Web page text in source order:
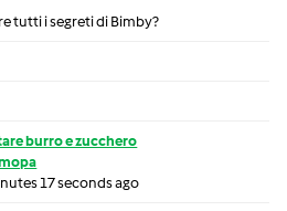
tutti i segreti di Bimby?
burro e zucchero
17 seconds ago